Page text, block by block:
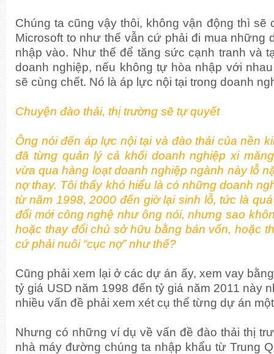
Chúng ta cũng vậy thôi, không vận động thì sẽ
Microsoft to như thế vẫn cứ phải đi mua những
nhập vào. Như thế để tăng sức cạnh tranh và
doanh nghiệp, nếu không tự hòa nhập với
sẽ cùng chết. Nó là áp lực nội tại trong doanh
Chuyện đào thải, thị trường sẽ tự quyết
Ông nói đến áp lực nội tại và đào thải của nền
đã từng quản lý cả khối doanh nghiệp xi
vừa qua hàng loạt doanh nghiệp ngành này lỗ
nợ thay. Tôi thấy khó hiểu là có những doanh
từ năm 1998, 2000 đến giờ lại sinh lỗ, tức là
đổi mới công nghệ như ông nói, nhưng sao
hoặc thay đổi chủ sở hữu bằng bán vốn, hoặc
cứ phải nuôi “cục nợ” như thế?
Cũng phải xem lại ở các dự án ấy, xem vay
tỷ giá USD năm 1998 đến tỷ giá năm 2011 này
nhiều vấn đề phải xem xét cụ thể từng dự án
Nhưng có những ví dụ về vấn đề đào thải thị
nhà máy đường chúng ta nhập khẩu từ Trung